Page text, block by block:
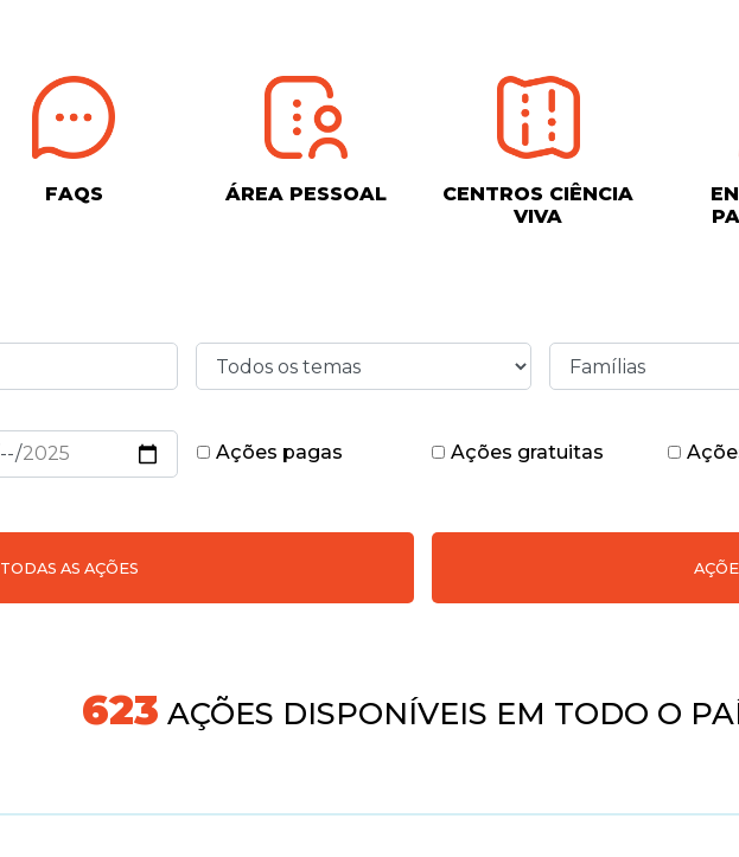
FAQS ÁREA PESSOAL
CENTROS CIÊNCIA
VIVA
Ações pagas
Ações gratuitas
TODAS AS AÇÕES
718AÇÕES DISPONÍVEIS EM TODO O